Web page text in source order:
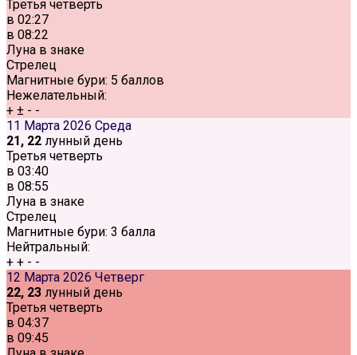
Третья четверть
в 02:27
в 08:22
Луна в знаке
Стрелец
Магнитные бури: 5 баллов
Нежелательный:
+ ± - -
11 Марта 2026 Среда
21, 22 лунный день
Третья четверть
в 03:40
в 08:55
Луна в знаке
Стрелец
Магнитные бури: 3 балла
Нейтральный:
+ + - -
12 Марта 2026 Четверг
22, 23 лунный день
Третья четверть
в 04:37
в 09:45